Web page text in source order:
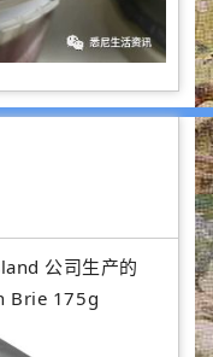
公司生产的
Brie 175g